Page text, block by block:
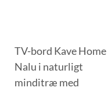
TV-bord Kave Home
Nalu i naturligt
minditræ med